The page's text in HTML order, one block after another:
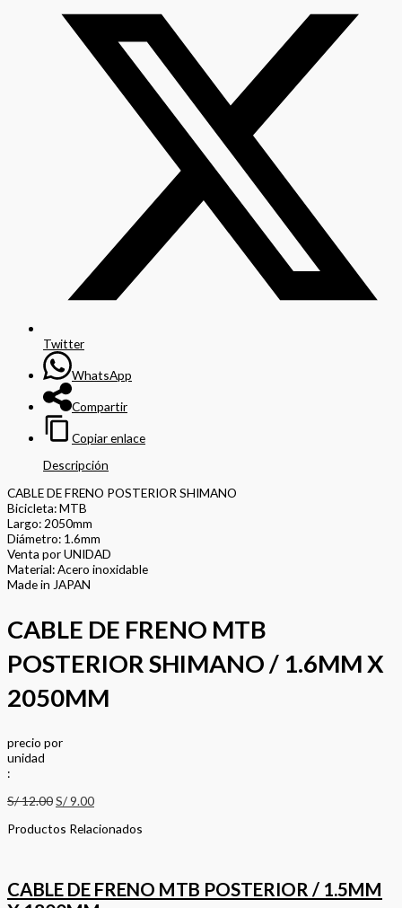
Twitter
WhatsApp
Compartir
Copiar enlace
Descripción
CABLE DE FRENO POSTERIOR SHIMANO
Bicicleta: MTB
Largo: 2050mm
Diámetro: 1.6mm
Venta por UNIDAD
Material: Acero inoxidable
Made in JAPAN
CABLE DE FRENO MTB
POSTERIOR SHIMANO / 1.6MM X
2050MM
precio por
unidad
:
S/12.00S/9.00
Productos Relacionados
CABLE DE FRENO MTB POSTERIOR / 1.5MM